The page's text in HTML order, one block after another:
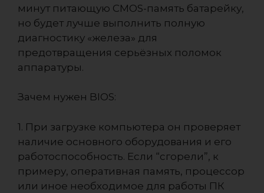
минут питающую CMOS-память батарейку,
но будет лучше выполнить полную
диагностику «железа» для
предотвращения серьёзных поломок
аппаратуры.
Зачем нужен BIOS:
1. При загрузке компьютера он проверяет
наличие основного оборудования и его
работоспособность. Если “сгорели”, к
примеру, оперативная память, процессор
или иное необходимое для работы ПК